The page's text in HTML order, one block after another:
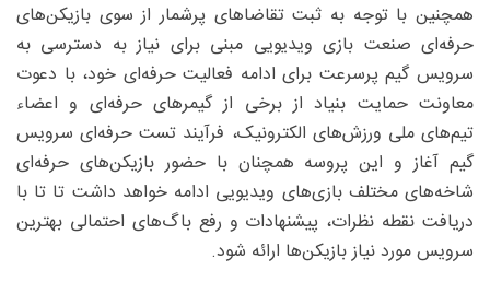
همچنین با توجه به ثبت تقاضاهای پرشمار از سوی بازیکن‌های
حرفه‌ای صنعت بازی ویدیویی مبنی برای نیاز به دسترسی به
سرویس گیم پرسرعت برای ادامه فعالیت حرفه‌ای خود، با دعوت
معاونت حمایت بنیاد از برخی از گیمرهای حرفه‌ای و اعضاء
تیم‌های ملی ورزش‌های الکترونیک، فرآیند تست حرفه‌ای سرویس
گیم آغاز و این پروسه همچنان با حضور بازیکن‌های حرفه‌ای
شاخه‌های مختلف بازی‌های ویدیویی ادامه خواهد داشت تا تا با
دریافت نقطه نظرات، پیشنهادات و رفع باگ‌های احتمالی بهترین
سرویس مورد نیاز بازیکن‌ها ارائه شود.